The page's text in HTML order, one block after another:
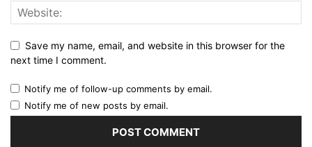
Save my name, email, and website in this browser for the
next time I comment.
Notify me of follow-up comments by email.
Notify me of new posts by email.